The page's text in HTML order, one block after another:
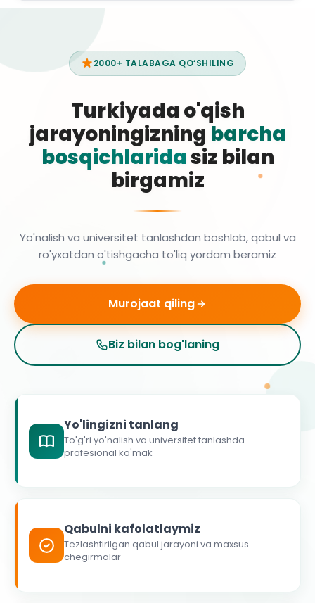
2000+ TALABAGA QO‘SHILING
Turkiyada o'qish
jarayoningizning barcha
bosqichlaridasiz bilan
birgamiz
Yo'nalish va universitet tanlashdan boshlab, qabul va
ro'yxatdan o'tishgacha to'liq yordam beramiz
Murojaat qiling
Biz bilan bog'laning
Yo'lingizni tanlang
To'g'ri yo'nalish va universitet tanlashda
profesional ko'mak
Qabulni kafolatlaymiz
Tezlashtirilgan qabul jarayoni va maxsus
chegirmalar